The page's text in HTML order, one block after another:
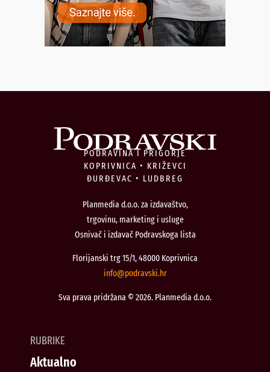
PODRAVINA I PRIGORJE
KOPRIVNICA • KRIŽEVCI
ĐURĐEVAC • LUDBREG
Planmedia d.o.o. za izdavaštvo,
trgovinu, marketing i usluge
Osnivač i izdavač Podravskoga lista
Florijanski trg 15/1, 48000 Koprivnica
rh.iksvardop
@ofni
Sva prava pridržana © 2026. Planmedia d.o.o.
RUBRIKE
Aktualno